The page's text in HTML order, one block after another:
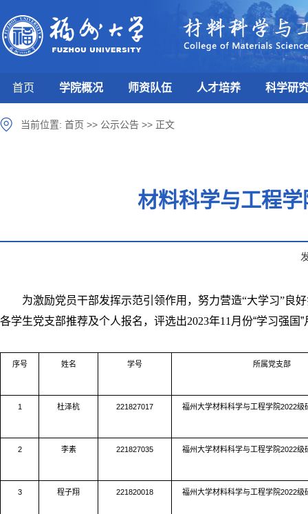
首页 学院概况 师资队伍 人才培养 科学研
当前位置: 首页 >> 公示公告 >> 正文
材料科学与工程
为激励党员干部发挥示范引领作用，努力营造“大学习” 良
各学生党支部推荐及个人报名 ， 评选出2023年11 月份“学习强国”
序号 姓名 学号 所属党支部
1 杜泽杭 221827017 福州大学材料科学与工程学院2022级
2 李素 221827035 福州大学材料科学与工程学院2022级
3 程子翔 221820018 福州大学材料科学与工程学院2022级